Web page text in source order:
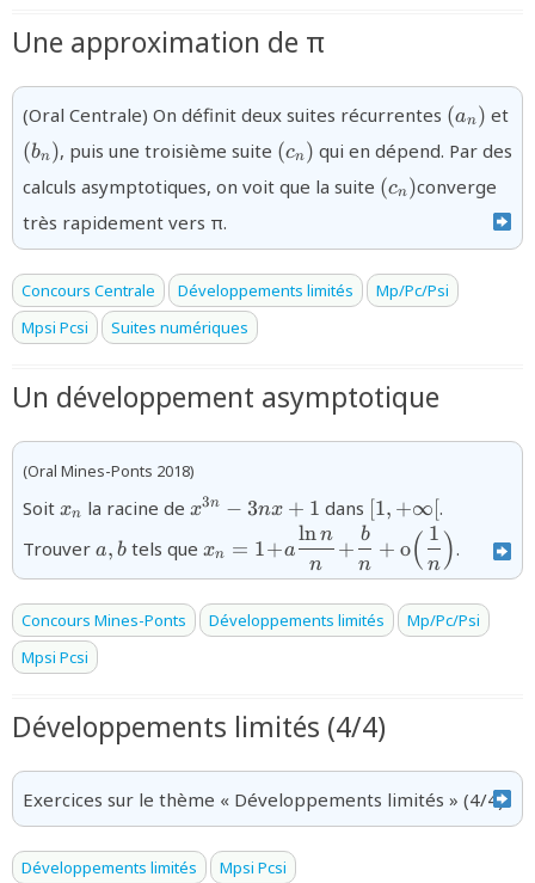
Une approximation de π
(Oral Centrale) On définit deux suites récurrentes {(a_n)}
(an ) et
(bn ), puis une troisième suite {(c_n)}
(cn ) qui en dépend. Par des
calculs asymptotiques, on voit que la suite {(c_n)}
(cn )converge
très rapidement vers π.
Concours Centrale Développements limités
Mp/Pc/Psi
Mpsi Pcsi
Suites numériques
Un développement asymptotique
(Oral Mines-Ponts 2018)
Soit {x_n}
xn la racine de {x^{3n}-3nx+1}
x3n − 3nx + 1 dans {[1,+\infty[}
[1, +∞[.
Trouver
{a,b}
a, btels que
{x_{n}=1\!+\!a\dfrac{\ln
n}{{n}}\!+\!\dfrac{b}
{n}+\text{o}\Big(\dfrac{1}
{n}\Big)}
xn = 1+a
n
lnn
+
n
b
+ o( n
1 ).
Concours Mines-Ponts Développements limités
Mp/Pc/Psi
Mpsi Pcsi
Développements limités (4/4)
Exercices sur le thème « Développements limités » (4/4)
Développements limités Mpsi Pcsi